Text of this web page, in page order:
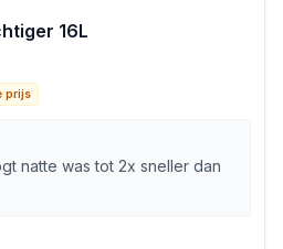
16L
prijs
natte was tot 2x sneller dan